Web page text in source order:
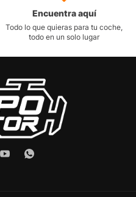
Encuentra aquí
Todo lo que quieras para tu coche,
todo en un solo lugar